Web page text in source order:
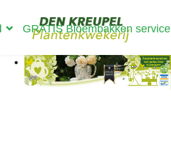
GRATIS Bloembakken service